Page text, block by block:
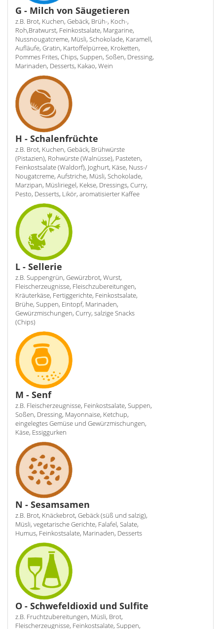
G - Milch von Säugetieren
z.B. Brot, Kuchen, Gebäck, Brüh-, Koch-,
Roh,Bratwurst, Feinkostsalate, Margarine,
Nussnougatcreme, Müsli, Schokolade, Karamell,
Aufläufe, Gratin, Kartoffelpürree, Kroketten,
Pommes Frites, Chips, Suppen, Soßen, Dressing,
Marinaden, Desserts, Kakao, Wein
H - Schalenfrüchte
z.B. Brot, Kuchen, Gebäck, Brühwürste
(Pistazien), Rohwürste (Walnüsse), Pasteten,
Feinkostsalate (Waldorf), Joghurt, Käse, Nuss-/
Nougatcreme, Aufstriche, Müsli, Schokolade,
Marzipan, Müsliriegel, Kekse, Dressings, Curry,
Pesto, Desserts, Likör, aromatisierter Kaffee
L - Sellerie
z.B. Suppengrün, Gewürzbrot, Wurst,
Fleischerzeugnisse, Fleischzubereitungen,
Kräuterkäse, Fertiggerichte, Feinkostsalate,
Brühe, Suppen, Eintopf, Marinaden,
Gewürzmischungen, Curry, salzige Snacks
(Chips)
M - Senf
z.B. Fleischerzeugnisse, Feinkostsalate, Suppen,
Soßen, Dressing, Mayonnaise, Ketchup,
eingelegtes Gemüse und Gewürzmischungen,
Käse, Essiggurken
N - Sesamsamen
z.B. Brot, Knäckebrot, Gebäck (süß und salzig),
Müsli, vegetarische Gerichte, Falafel, Salate,
Humus, Feinkostsalate, Marinaden, Desserts
O - Schwefeldioxid und Sulfite
z.B. Fruchtzubereitungen, Müsli, Brot,
Fleischerzeugnisse, Feinkostsalate, Suppen,